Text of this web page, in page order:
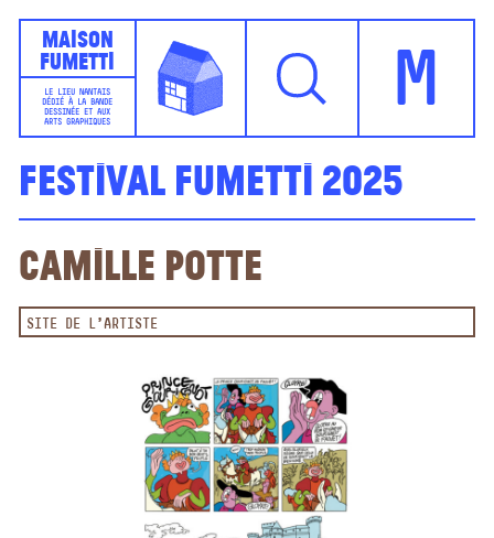
Maison
Fumetti
LE LIEU NANTAIS
DÉDIÉ À LA BANDE
DESSINÉE ET AUX
ARTS GRAPHIQUES
M
Festival Fumetti 2025
Camille Potte
SITE DE L'ARTISTE